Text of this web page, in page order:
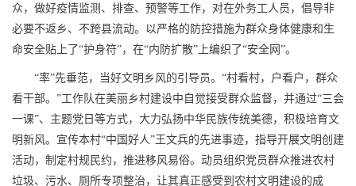
众，做好疫情监测、排查、预警等工作，对在外务工人员，倡导非
必要不返乡、不跨县流动。以严格的防控措施为群众身体健康和生
命安全贴上了“护身符”，在“内防扩散”上编织了“安全网”。
“率”先垂范，当好文明乡风的引导员。“村看村，户看户，群众
看干部。”工作队在美丽乡村建设中自觉接受群众监督，并通过“三会
一课”、主题党日等方式，大力弘扬中华民族传统美德，积极培育文
明新风。宣传本村“中国好人”王文兵的先进事迹，指导开展文明创建
活动，制定村规民约，推进移风易俗。动员组织党员群众推进农村
垃圾、污水、厕所专项整治，让其真正感受到农村文明建设的成